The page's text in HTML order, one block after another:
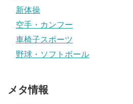
新体操
空手・カンフー
車椅子スポーツ
野球・ソフトボール
メタ情報